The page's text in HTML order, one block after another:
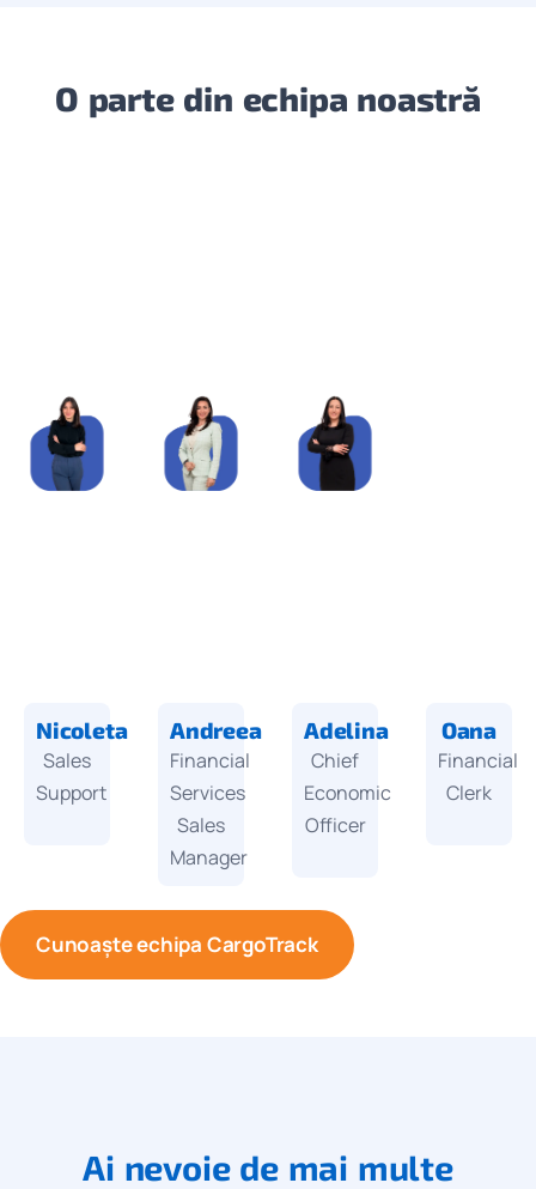
O parte din echipa noastră
Nicoleta
Sales
Support
Andreea
Financial
Services
Sales
Manager
Adelina
Chief
Economic
Officer
Oana
Financial
Clerk
Cunoaște echipa CargoTrack
Ai nevoie de mai multe